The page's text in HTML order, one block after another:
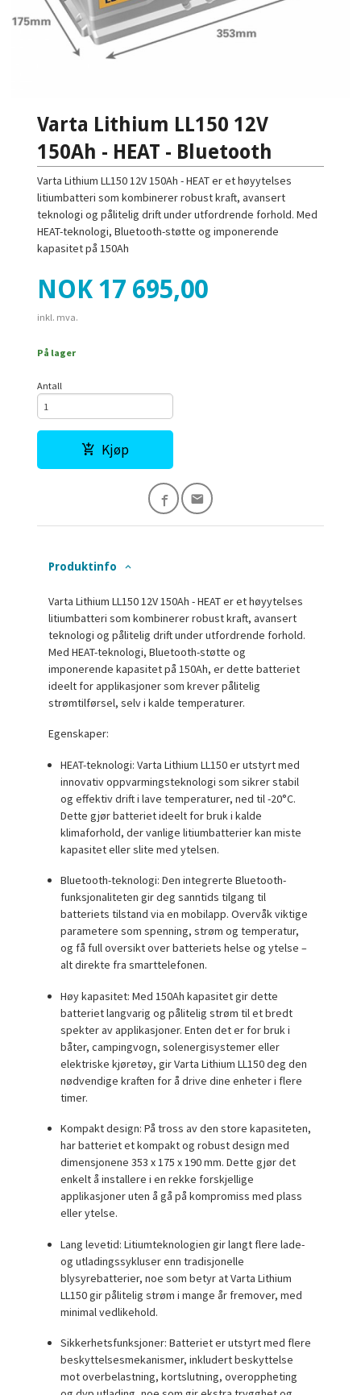
Varta Lithium LL150 12V
150Ah - HEAT - Bluetooth
Varta Lithium LL150 12V 150Ah - HEAT er et høyytelses
litiumbatteri som kombinerer robust kraft, avansert
teknologi og pålitelig drift under utfordrende forhold. Med
HEAT-teknologi, Bluetooth-støtte og imponerende
kapasitet på 150Ah
Pris
NOK 17 695,00
inkl. mva.
På lager
Antall
Kjøp
Produktinfo
Varta Lithium LL150 12V 150Ah - HEAT er et høyytelses
litiumbatteri som kombinerer robust kraft, avansert
teknologi og pålitelig drift under utfordrende forhold.
MedHEAT-teknologi, Bluetooth-støtte og
imponerende kapasitet på 150Ah, er dette batteriet
ideelt for applikasjoner som krever pålitelig
strømtilførsel, selv i kalde temperaturer.
Egenskaper:
HEAT-teknologi: Varta Lithium LL150 er utstyrt med
innovativ oppvarmingsteknologi som sikrer stabil
og effektiv drift i lave temperaturer, ned til -20°C.
Dette gjør batteriet ideelt for bruk i kalde
klimaforhold, der vanlige litiumbatterier kan miste
kapasitet eller slite med ytelsen.
Bluetooth-teknologi: Den integrerte Bluetooth-
funksjonaliteten gir deg sanntids tilgang til
batteriets tilstand via en mobilapp. Overvåk viktige
parametere som spenning, strøm og temperatur,
og få full oversikt over batteriets helse og ytelse –
alt direkte fra smarttelefonen.
Høy kapasitet: Med 150Ah kapasitet gir dette
batteriet langvarig og pålitelig strøm til et bredt
spekter av applikasjoner. Enten det er for bruk i
båter, campingvogn, solenergisystemer eller
elektriske kjøretøy, gir Varta Lithium LL150 deg den
nødvendige kraften for å drive dine enheter i flere
timer.
Kompakt design: På tross av den store kapasiteten,
har batteriet et kompakt og robust design med
dimensjonene 353 x 175 x 190 mm. Dette gjør det
enkelt å installere i en rekke forskjellige
applikasjoner uten å gå på kompromiss med plass
eller ytelse.
Lang levetid: Litiumteknologien gir langt flere lade-
og utladingssykluser enn tradisjonelle
blysyrebatterier, noe som betyr at Varta Lithium
LL150 gir pålitelig strøm i mange år fremover, med
minimal vedlikehold.
Sikkerhetsfunksjoner: Batteriet er utstyrt med flere
beskyttelsesmekanismer, inkludert beskyttelse
mot overbelastning, kortslutning, overoppheting